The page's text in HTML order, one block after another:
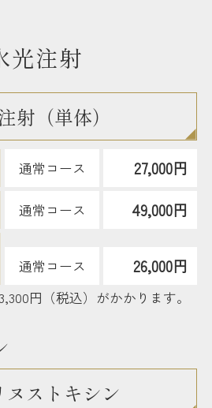
光注射
射（単体）
通常コース 27,000円
通常コース 49,000円
通常コース 26,000円
円（税込）がかかります。
ヌストキシン